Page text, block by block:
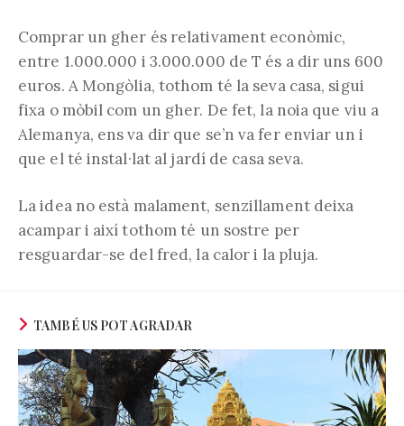
Comprar un gher és relativament econòmic,
entre 1.000.000 i 3.000.000 de T és a dir uns 600
euros. A Mongòlia, tothom té la seva casa, sigui
fixa o mòbil com un gher. De fet, la noia que viu a
Alemanya, ens va dir que se’n va fer enviar un i
que el té instal·lat al jardí de casa seva.
La idea no està malament, senzillament deixa
acampar i així tothom té un sostre per
resguardar-se del fred, la calor i la pluja.
TAMBÉ US POT AGRADAR